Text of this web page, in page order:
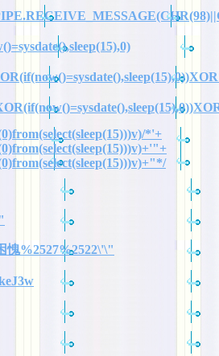
*'+
愧%2527%2522\'\"